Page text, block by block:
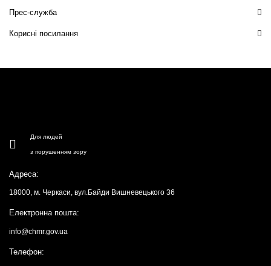
Прес-служба
Корисні посилання
Для людей
з порушенням зору
Адреса:
18000, м. Черкаси, вул.Байди Вишневецького 36
Електронна пошта:
info@chmr.gov.ua
Телефон: